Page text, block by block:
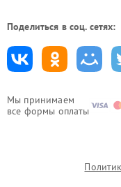
Мы принимаем
все формы оплаты
Поделиться в соц. сетях: